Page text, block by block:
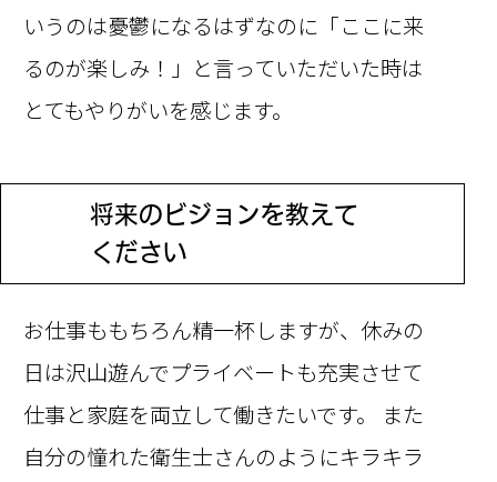
いうのは憂鬱になるはずなのに「ここに来
るのが楽しみ！」と言っていただいた時は
とてもやりがいを感じます。
将来のビジョンを教えて
ください
お仕事ももちろん精一杯しますが、休みの
日は沢山遊んでプライベートも充実させて
仕事と家庭を両立して働きたいです。 また
自分の憧れた衛生士さんのようにキラキラ